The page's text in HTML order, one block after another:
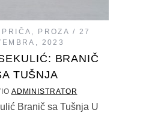
PRIČA , PROZA
27
2023
BRANIČ
TUŠNJA
ADMINISTRATOR
Branič sa Tušnja U